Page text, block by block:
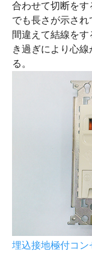
合わせて切断をす
でも長さが示さ
間違えて結線を
き過ぎにより心
る。
埋込接地極付コ